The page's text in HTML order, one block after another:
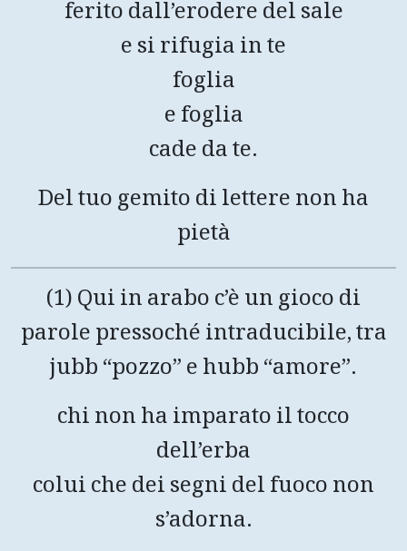
ferito dall’erodere del sale
e si rifugia in te
foglia
e foglia
cade da te.
Del tuo gemito di lettere non ha
pietà
(1) Qui in arabo c’è un gioco di
parole pressoché intraducibile, tra
jubb “pozzo” e hubb “amore”.
chi non ha imparato il tocco
dell’erba
colui che dei segni del fuoco non
s’adorna.